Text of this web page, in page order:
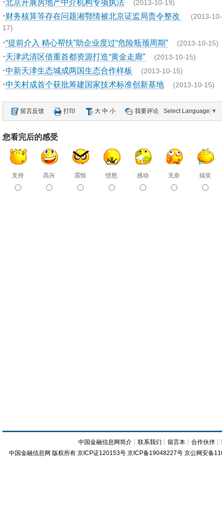
北京开展房地产中介机构专项执法 (2013-10-19)
·财务核算等存在问题湘鄂情被北京证监局责令整改 (2013-10-
17)
·“提前介入 精心帮扶”助企业度过“危险瓶颈周期” (2013-10-15)
·天津武清区借重首都资源打造“黄金走廊” (2013-10-15)
·中新天津生态城成两国生态合作样板 (2013-10-15)
·中关村成首个获批筹建国家技术标准创新基地 (2013-10-15)
留言反馈 打印 大 中 小 我要评论 Select Language ▼
您看完后的感受
支持 高兴 震惊 愤怒 感动 无奈 搞笑
中国金融信息网简介 ┊联系我们 ┊ 留言本 ┊合作伙伴 ┊
中国金融信息网 版权所有 京ICP证120153号 京ICP备19048227号 京公网安备